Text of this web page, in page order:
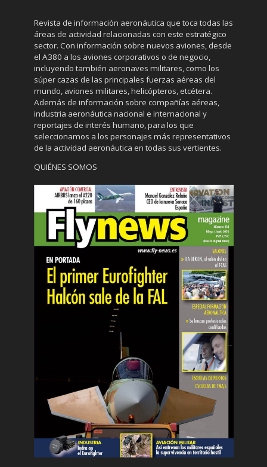
Revista de información aeronáutica que toca todas las
áreas de actividad relacionadas con este estratégico
sector. Con información sobre nuevos aviones, desde
el A380 a los aviones corporativos o de negocio,
incluyendo también aeronaves militares, como los
súper cazas de las principales fuerzas aéreas del
mundo, aviones militares, helicópteros, etcétera.
Además de información sobre compañías aéreas,
industria aeronáutica nacional e internacional y
reportajes de interés humano, para los que
seleccionamos a los personajes más representativos
de la actividad aeronáutica en todas sus vertientes.
QUIÉNES SOMOS